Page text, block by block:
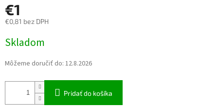
€1
€0,81 bez DPH
Skladom
Môžeme doručiť do: 12.8.2026
Pridať do košíka